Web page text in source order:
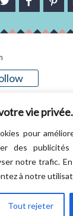
vie privée.
pour
des
notre trafic.
à notre
Tout rejeter
WORDPRESS.
THEMESINDEP
RETOUR EN HAUT